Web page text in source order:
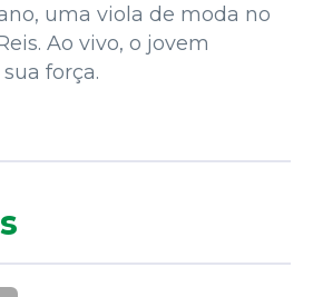
uma viola de moda no
Ao vivo, o jovem
força.